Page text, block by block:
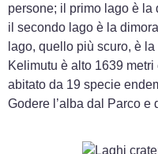
persone; il primo lago è
il secondo lago è la
lago, quello più scuro, è
Kelimutu è alto 1639
abitato da 19 specie
Godere l’alba dal Parco